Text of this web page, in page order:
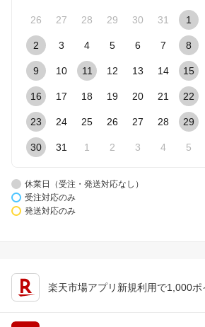
26 27 28 29 30 31 1
2 3 4 5 6 7 8
9 10 11 12 13 14 15
16 17 18 19 20 21 22
23 24 25 26 27 28 29
30 31 1 2 3 4 5
休業日（受注・発送対応なし）
受注対応のみ
発送対応のみ
楽天市場アプリ新規利用で1,000ポ